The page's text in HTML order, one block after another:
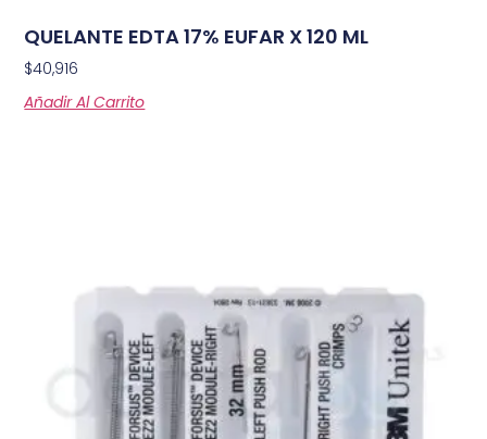
QUELANTE EDTA 17% EUFAR X 120 ML
$40,916
Añadir Al Carrito